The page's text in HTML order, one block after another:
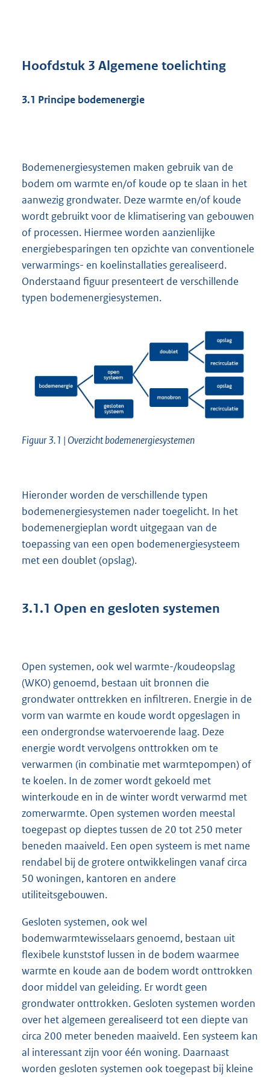
Hoofdstuk 3 Algemene toelichting
3.1 Principe bodemenergie
Bodemenergiesystemen maken gebruik van de
bodem om warmte en/of koude op te slaan in het
aanwezig grondwater. Deze warmte en/of koude
wordt gebruikt voor de klimatisering van gebouwen
of processen. Hiermee worden aanzienlijke
energiebesparingen ten opzichte van conventionele
verwarmings- en koelinstallaties gerealiseerd.
Onderstaand figuur presenteert de verschillende
typen bodemenergiesystemen.
Figuur 3.1 | Overzicht bodemenergiesystemen
Hieronder worden de verschillende typen
bodemenergiesystemen nader toegelicht. In het
bodemenergieplan wordt uitgegaan van de
toepassing van een open bodemenergiesysteem
met een doublet (opslag).
3.1.1 Open en gesloten systemen
Open systemen, ook wel warmte-/koudeopslag
(WKO) genoemd, bestaan uit bronnen die
grondwater onttrekken en infiltreren. Energie in de
vorm van warmte en koude wordt opgeslagen in
een ondergrondse watervoerende laag. Deze
energie wordt vervolgens onttrokken om te
verwarmen (in combinatie met warmtepompen) of
te koelen. In de zomer wordt gekoeld met
winterkoude en in de winter wordt verwarmd met
zomerwarmte. Open systemen worden meestal
toegepast op dieptes tussen de 20 tot 250 meter
beneden maaiveld. Een open systeem is met name
rendabel bij de grotere ontwikkelingen vanaf circa
50 woningen, kantoren en andere
utiliteitsgebouwen.
Gesloten systemen, ook wel
bodemwarmtewisselaars genoemd, bestaan uit
flexibele kunststof lussen in de bodem waarmee
warmte en koude aan de bodem wordt onttrokken
door middel van geleiding. Er wordt geen
grondwater onttrokken. Gesloten systemen worden
over het algemeen gerealiseerd tot een diepte van
circa 200 meter beneden maaiveld. Een systeem kan
al interessant zijn voor één woning. Daarnaast
worden gesloten systemen ook toegepast bij kleine